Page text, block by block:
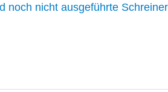
noch nicht ausgeführte